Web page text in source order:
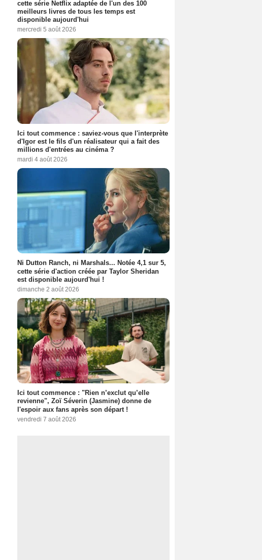
cette série Netflix adaptée de l'un des 100
meilleurs livres de tous les temps est
disponible aujourd'hui
mercredi 5 août 2026
Ici tout commence : saviez-vous que l'interprète
d'Igor est le fils d'un réalisateur qui a fait des
millions d'entrées au cinéma ?
mardi 4 août 2026
Ni Dutton Ranch, ni Marshals... Notée 4,1 sur 5,
cette série d'action créée par Taylor Sheridan
est disponible aujourd'hui !
dimanche 2 août 2026
Ici tout commence : "Rien n’exclut qu’elle
revienne", Zoï Séverin (Jasmine) donne de
l'espoir aux fans après son départ !
vendredi 7 août 2026